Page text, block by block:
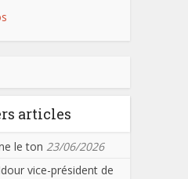
articles
le ton 23/06/2026
vice-président de